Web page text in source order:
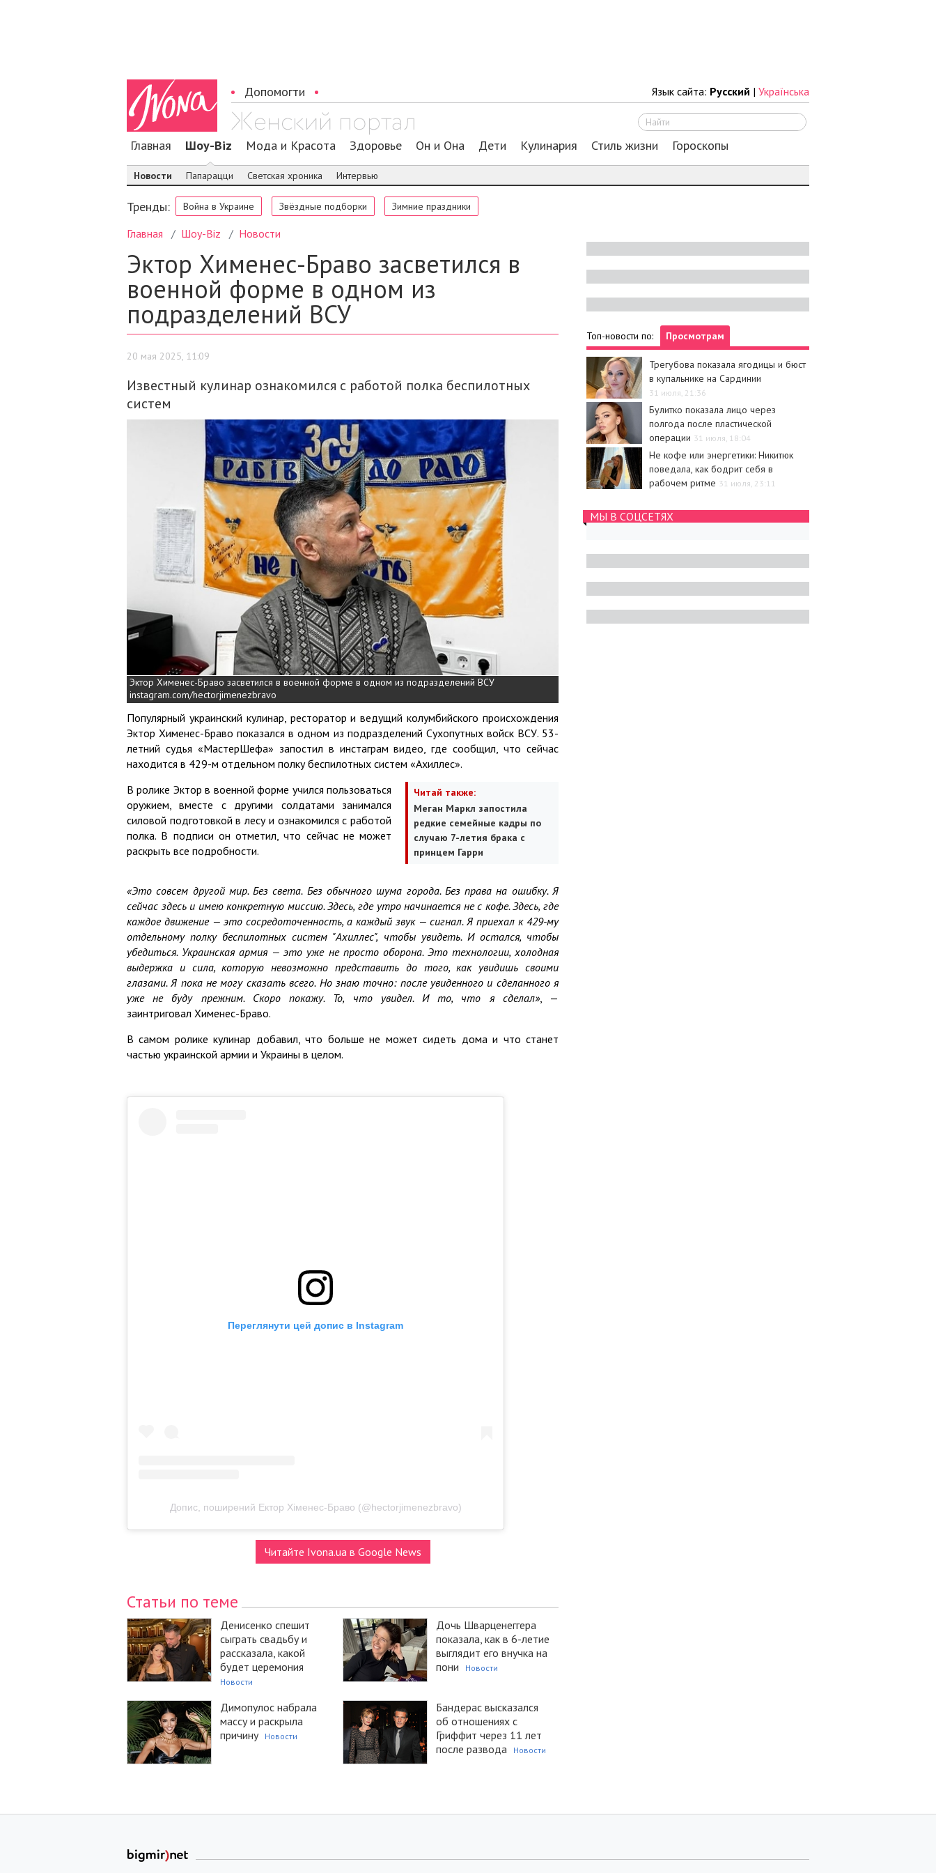
Допомогти Язык сайта: Русский | Українська
Главная Шоу-Biz Мода и Красота Здоровье Он и Она Дети Кулинария Стиль жизни Гороскопы
Новости Папарацци Светская хроника Интервью
Тренды: Война в Украине Звёздные подборки Зимние праздники
Главная Шоу-Biz Новости
Эктор Хименес-Браво засветился в
военной форме в одном из
подразделений ВСУ
20 мая 2025, 11:09
Известный кулинар ознакомился с работой полка беспилотных
систем
Эктор Хименес-Браво засветился в военной форме в одном из подразделений ВСУ
instagram.com/hectorjimenezbravo
Популярный украинский кулинар, ресторатор и ведущий колумбийского происхождения
Эктор Хименес-Браво показался в одном из подразделений Сухопутных войск ВСУ. 53-
летний судья «МастерШефа» запостил в инстаграм видео, где сообщил, что сейчас
находится в 429-м отдельном полку беспилотных систем «Ахиллес».
Читай также:
Меган Маркл запостила
редкие семейные кадры по
случаю 7-летия брака с
принцем Гарри
В ролике Эктор в военной форме учился пользоваться
оружием, вместе с другими солдатами занимался
силовой подготовкой в лесу и ознакомился с работой
полка. В подписи он отметил, что сейчас не может
раскрыть все подробности.
«Это совсем другой мир. Без света. Без обычного шума города. Без права на ошибку. Я
сейчас здесь и имею конкретную миссию. Здесь, где утро начинается не с кофе. Здесь, где
каждое движение — это сосредоточенность, а каждый звук — сигнал. Я приехал к 429-му
отдельному полку беспилотных систем "Ахиллес", чтобы увидеть. И остался, чтобы
убедиться. Украинская армия — это уже не просто оборона. Это технологии, холодная
выдержка и сила, которую невозможно представить до того, как увидишь своими
глазами. Я пока не могу сказать всего. Но знаю точно: после увиденного и сделанного я
уже не буду прежним. Скоро покажу. То, что увидел. И то, что я сделал», —
заинтриговал Хименес-Браво.
В самом ролике кулинар добавил, что больше не может сидеть дома и что станет
частью украинской армии и Украины в целом.
Переглянути цей допис в Instagram
Допис, поширений Ектор Хіменес-Браво (@hectorjimenezbravo)
Читайте Ivona.ua в Google News
Статьи по теме
Денисенко спешит
сыграть свадьбу и
рассказала, какой
будет церемония
Новости
Дочь Шварценеггера
показала, как в 6-летие
выглядит его внучка на
пони
Новости
Димопулос набрала
массу и раскрыла
причину
Новости
Бандерас высказался
об отношениях с
Гриффит через 11 лет
после развода
Новости
Топ-новости по: Просмотрам
Трегубова показала ягодицы и бюст
в купальнике на Сардинии
31 июля, 21:36
Булитко показала лицо через
полгода после пластической
операции 31 июля, 18:04
Не кофе или энергетики: Никитюк
поведала, как бодрит себя в
рабочем ритме 31 июля, 23:11
МЫ В СОЦСЕТЯХ